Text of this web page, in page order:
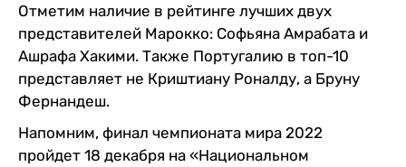
Отметим наличие в рейтинге лучших двух
представителей Марокко: Софьяна Амрабата и
Ашрафа Хакими. Также Португалию в топ-10
представляет не Криштиану Роналду, а Бруну
Фернандеш.
Напомним, финал чемпионата мира 2022
пройдет 18 декабря на «Национальном